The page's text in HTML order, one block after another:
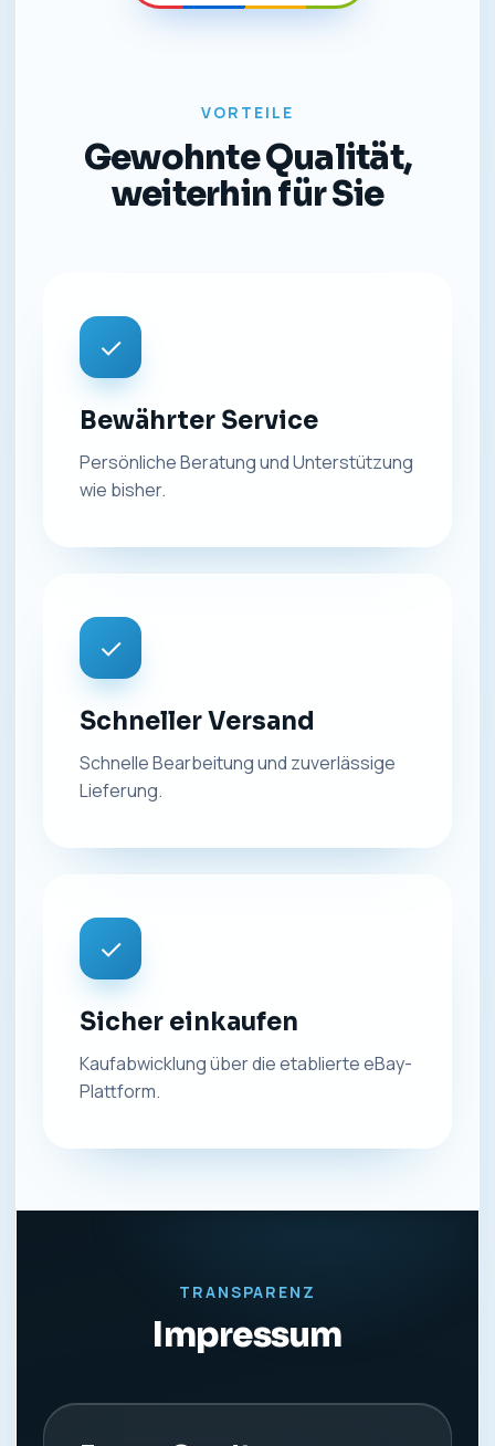
VORTEILE
Gewohnte Qualität,
weiterhin für Sie
✓
Bewährter Service
Persönliche Beratung und Unterstützung
wie bisher.
✓
Schneller Versand
Schnelle Bearbeitung und zuverlässige
Lieferung.
✓
Sicher einkaufen
Kaufabwicklung über die etablierte eBay-
Plattform.
TRANSPARENZ
Impressum